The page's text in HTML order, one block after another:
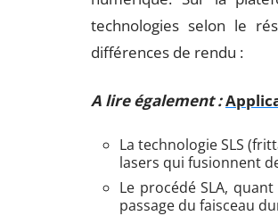
technologies selon le
différences de rendu :
A lire également :
La technologie SLS
lasers qui fusionnent
Le procédé SLA,
passage du faisceau